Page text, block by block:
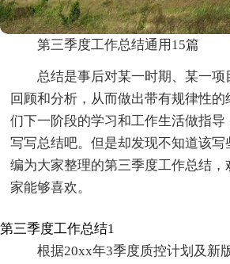
第三季度工作总结通用15篇
总结是事后对某一时期、某一
回顾和分析，从而做出带有规律性
们下一阶段的学习和工作生活做指
写写总结吧。但是却发现不知道该
编为大家整理的第三季度工作总结，
家能够喜欢。
第三季度工作总结1
根据20xx年3季度质控计划及新